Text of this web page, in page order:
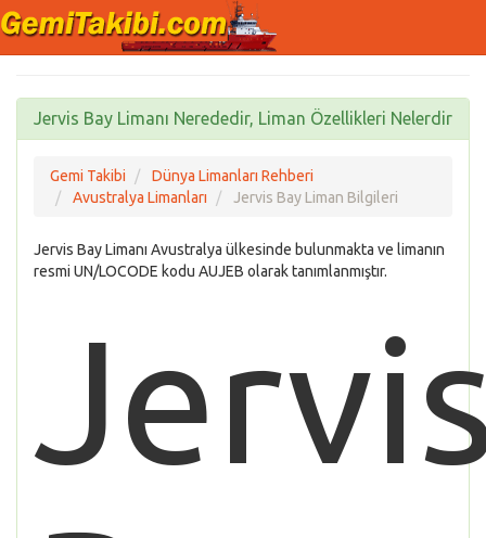
Jervis Bay Limanı Nerededir, Liman Özellikleri Nelerdir
Gemi Takibi
Dünya Limanları Rehberi
Avustralya Limanları
Jervis Bay Liman Bilgileri
Jervis Bay Limanı Avustralya ülkesinde bulunmakta ve limanın
resmi UN/LOCODE kodu AUJEB olarak tanımlanmıştır.